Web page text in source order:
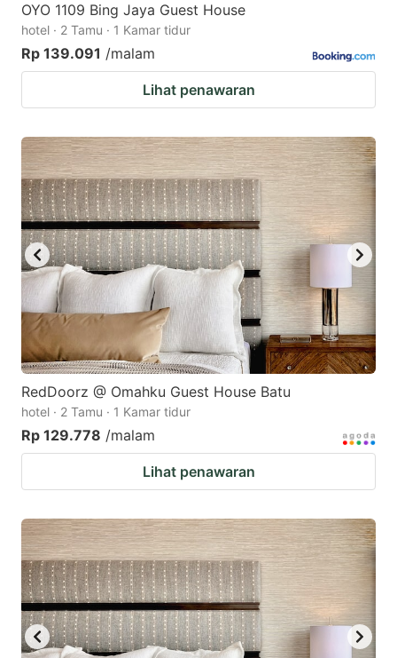
OYO 1109 Bing Jaya Guest House
hotel · 2 Tamu · 1 Kamar tidur
Rp 139.091 /malam
Lihat penawaran
RedDoorz @ Omahku Guest House Batu
hotel · 2 Tamu · 1 Kamar tidur
Rp 129.778 /malam
Lihat penawaran